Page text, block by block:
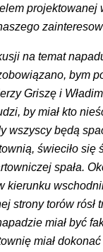
na temat
bym
Griszę i
by miał kto
wszyscy będą
świeciło się
spała.
kierunku
strony torów rósł
miał być
miał